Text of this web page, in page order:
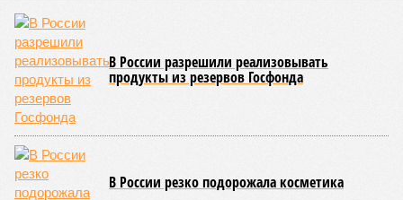
В России разрешили реализовывать
продукты из резервов Госфонда
В России резко подорожала косметика